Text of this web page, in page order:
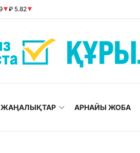
₽ 5.82
ЖАҢАЛЫҚТАР АРНАЙЫ ЖОБА